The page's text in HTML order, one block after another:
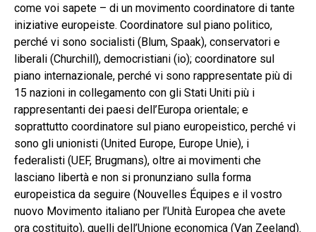
come voi sapete – di un movimento coordinatore di tante
iniziative europeiste. Coordinatore sul piano politico,
perché vi sono socialisti (Blum, Spaak), conservatori e
liberali (Churchill), democristiani (io); coordinatore sul
piano internazionale, perché vi sono rappresentate più di
15 nazioni in collegamento con gli Stati Uniti più i
rappresentanti dei paesi dell’Europa orientale; e
soprattutto coordinatore sul piano europeistico, perché vi
sono gli unionisti (United Europe, Europe Unie), i
federalisti (UEF, Brugmans), oltre ai movimenti che
lasciano libertà e non si pronunziano sulla forma
europeistica da seguire (Nouvelles Équipes e il vostro
nuovo Movimento italiano per l’Unità Europea che avete
ora costituito), quelli dell’Unione economica (Van Zeeland).